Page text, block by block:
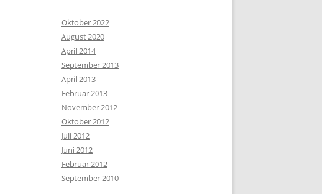
Oktober 2022
August 2020
April 2014
September 2013
April 2013
Februar 2013
November 2012
Oktober 2012
Juli 2012
Juni 2012
Februar 2012
September 2010